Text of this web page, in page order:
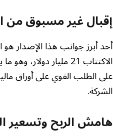
إقبال غير مسبوق من
أحد أبرز جوانب هذا الإصدار
الاكتتاب 21 مليار
على الطلب القوي على أوراق
الشركة.
هامش الربح وتسعير